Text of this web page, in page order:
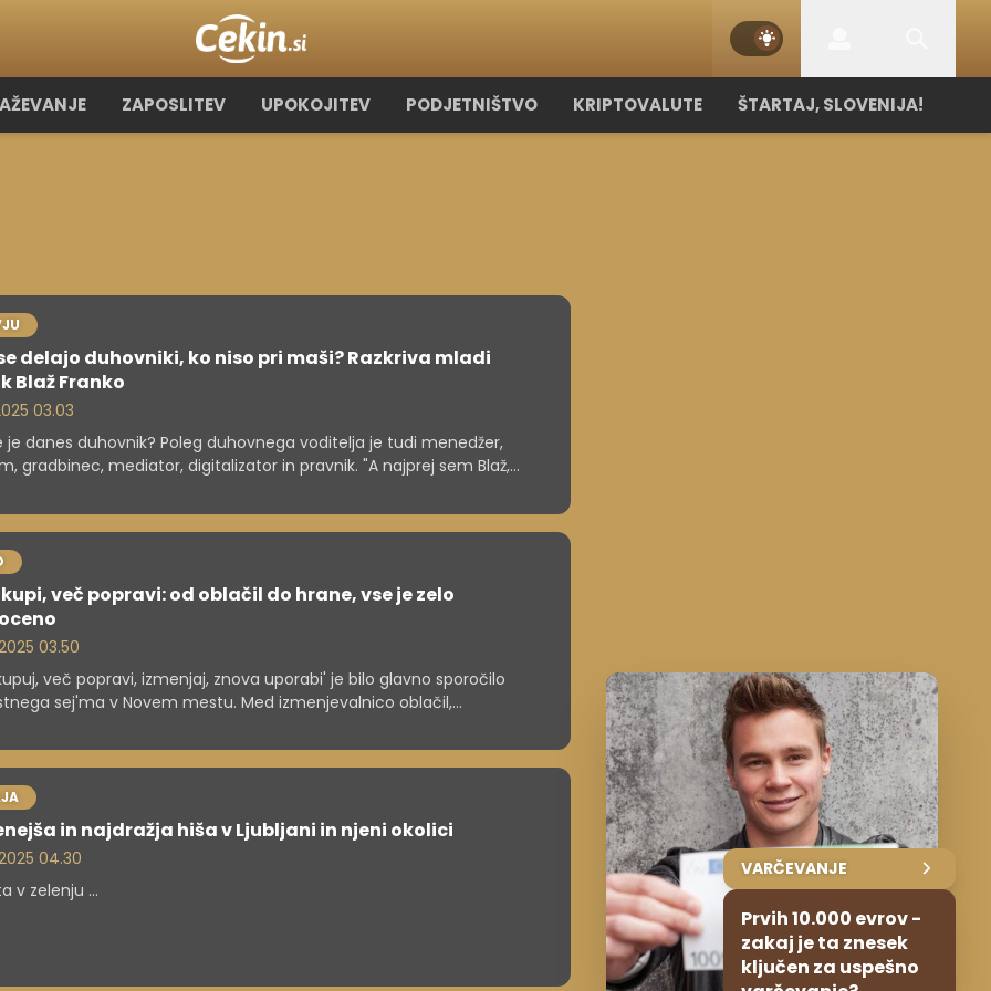
ZAPOSLITEV UPOKOJITEV PODJETNIŠTVO KRIPTOVALUTE ŠTARTAJ, SLOVENIJA!
delajo duhovniki, ko niso pri maši? Razkriva mladi
Blaž Franko
03.03
je danes duhovnik? Poleg duhovnega voditelja je tudi menedžer,
gradbinec, mediator, digitalizator in pravnik. "A najprej sem Blaž,
od zelo dejavnih župnij v državi. V intervjuju razkriva, kako je videti
združuje vodenje velike skupnosti, kompleksno upravljanje
vsakodnevno pastoralno delo in življenje brez rednih prihodkov.
več popravi: od oblačil do hrane, vse je zelo
03.50
več popravi, izmenjaj, znova uporabi' je bilo glavno sporočilo
sej'ma v Novem mestu. Med izmenjevalnico oblačil,
da trajnost ni le okoljsko odgovorna odločitev, temveč pogosto
smiselna.
in najdražja hiša v Ljubljani in njeni okolici
04.30
v zelenju ...
VARČEVANJE
Prvih 10.000 evrov -
zakaj je ta znesek
ključen za uspešno